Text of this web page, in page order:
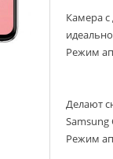
Камера
Режим
Делают
Samsung
Режим